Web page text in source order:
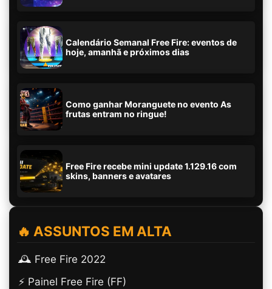
Calendário Semanal Free Fire: eventos de
hoje, amanhã e próximos dias
Como ganhar Moranguete no evento As
frutas entram no ringue!
Free Fire recebe mini update 1.129.16 com
skins, banners e avatares
🔥 ASSUNTOS EM ALTA
🕰️ Free Fire 2022
⚡ Painel Free Fire (FF)